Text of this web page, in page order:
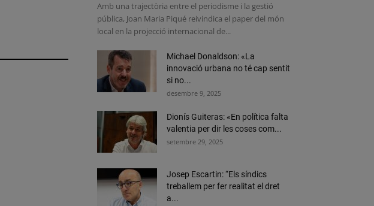
Amb una trajectòria entre el periodisme i la gestió
pública, Joan Maria Piqué reivindica el paper del món
local en la projecció internacional de...
Michael Donaldson: «La
innovació urbana no té cap sentit
si no...
desembre 9, 2025
Dionís Guiteras: «En política falta
valentia per dir les coses com...
setembre 29, 2025
Josep Escartin: “Els síndics
treballem per fer realitat el dret
a...